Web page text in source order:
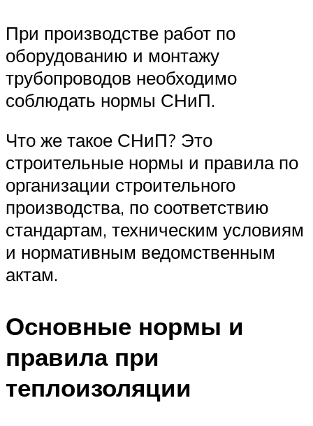
При производстве работ по
оборудованию и монтажу
трубопроводов необходимо
соблюдать нормы СНиП.
Что же такое СНиП? Это
строительные нормы и правила по
организации строительного
производства, по соответствию
стандартам, техническим условиям
и нормативным ведомственным
актам.
Основные нормы и
правила при
теплоизоляции